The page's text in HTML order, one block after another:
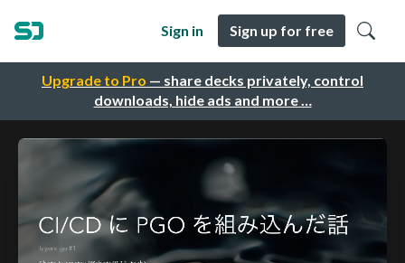
Upgrade to Pro — share decks privately, control
downloads, hide ads and more …
Sign in Sign up for free